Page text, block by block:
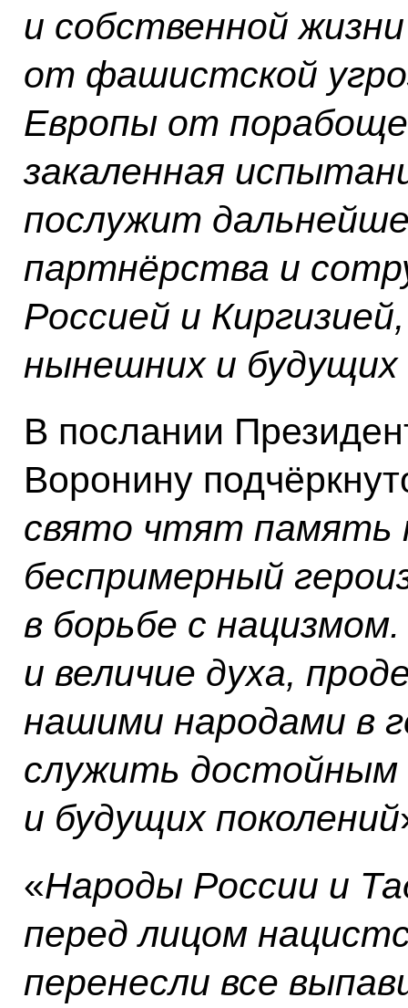
и собственной
от фашистской
Европы от
закаленная
послужит
партнёрства и
Россией и
нынешних и будущих
В послании
Воронину
свято чтят память
беспримерный
в борьбе с
и величие духа,
нашими народами в
служить
и будущих поколений
«Народы России и
перед лицом
перенесли все